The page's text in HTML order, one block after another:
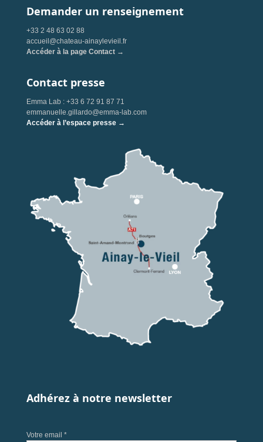
Demander un renseignement
+33 2 48 63 02 88
accueil@chateau-ainaylevieil.fr
Accéder à la page Contact →
Contact presse
Emma Lab : +33 6 72 91 87 71
emmanuelle.gillardo@emma-lab.com
Accéder à l’espace presse →
Adhérez à notre newsletter
Votre email *